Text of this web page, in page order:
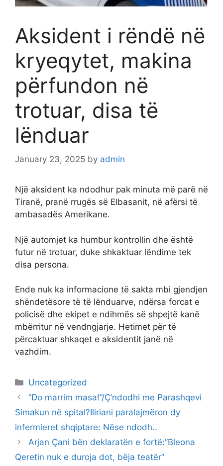
Aksident i rëndë në
kryeqytet, makina
përfundon në
trotuar, disa të
lënduar
January 23, 2025 by admin
Një aksident ka ndodhur pak minuta më parë në
Tiranë, pranë rrugës së Elbasanit, në afërsi të
ambasadës Amerikane.
Një automjet ka humbur kontrollin dhe është
futur në trotuar, duke shkaktuar lëndime tek
disa persona.
Ende nuk ka informacione të sakta mbi gjendjen
shëndetësore të të lënduarve, ndërsa forcat e
policisë dhe ekipet e ndihmës së shpejtë kanë
mbërritur në vendngjarje. Hetimet për të
përcaktuar shkaqet e aksidentit janë në
vazhdim.
Categories
Uncategorized
“Do marrim masa!”/Ç’ndodhi me Parashqevi
Simakun në spital?Iliriani paralajmëron dy
infermieret shqiptare: Nëse ndodh..
Arjan Çani bën deklaratën e fortë:”Bleona
Qeretin nuk e duroja dot, bëja teatër”